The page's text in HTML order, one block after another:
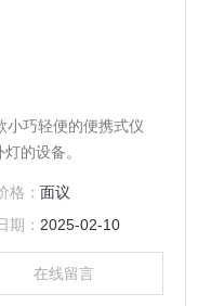
小巧轻便的便携式仪
的设备。
格： 面议
期： 2025-02-10
在线留言